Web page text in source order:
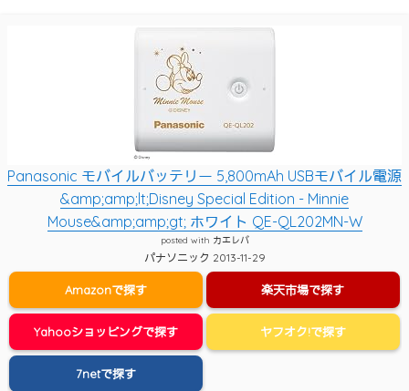
Panasonic モバイルバッテリー 5,800mAh USBモバイル電源
&amp;amp;lt;Disney Special Edition - Minnie
Mouse&amp;amp;gt; ホワイト QE-QL202MN-W
posted with カエレバ
パナソニック 2013-11-29
Amazonで探す 楽天市場で探す
Yahooショッピングで探す ヤフオク!で探す
7netで探す